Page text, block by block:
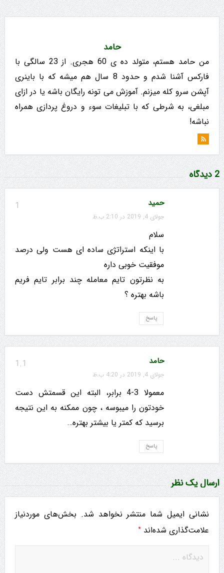
حامد
من حامد هستم، متولد ده ی 60 هجری. از 23 سالگی با
فارکس آشنا شدم و حدود 8 سال هم میشه که با باینری
آپشن سرو کله میزنم. آموزش می تونه رایگان باشه یا در ازای
مبلغی، به شرطی که با تبلیغات سوء و دروغ پردازی همراه
نباشه!
2 دیدگاه
1 حمید
جولای 4, 2019 در 2:10 ب.ظ
سلام
با اینکه استراتژی ساده ای هست ولی درصد
موفقیت خوبی داره
به نظرتون تایم معامله چند برابر تایم فریم
باشه بهتره ؟
پاسخ
1.1 حامد
جولای 4, 2019 در 4:20 ب.ظ
معمولا 3-4 برابر، البته این قسمتش دست
خودتون را میبوسه ، چون ممکنه به این نتیجه
برسید که کمتر یا بیشتر بهتره…
پاسخ
ارسال یک نظر
نشانی ایمیل شما منتشر نخواهد شد. بخش‌های موردنیاز
علامت‌گذاری شده‌اند *